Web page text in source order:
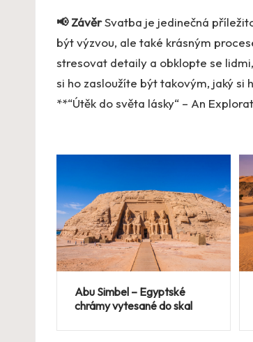
📢 ZávěrSvatba je jedinečná
být výzvou, ale také krásným
stresovat detaily a obklopte se
si ho zasloužíte být takovým, jaký si
**“Útěk do světa lásky“ – An
Abu Simbel – Egyptské
chrámy vytesané do skal